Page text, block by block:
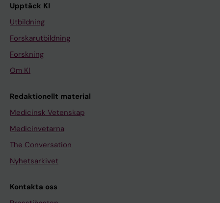
Upptäck KI
Utbildning
Forskarutbildning
Forskning
Om KI
Redaktionellt material
Medicinsk Vetenskap
Medicinvetarna
The Conversation
Nyhetsarkivet
Kontakta oss